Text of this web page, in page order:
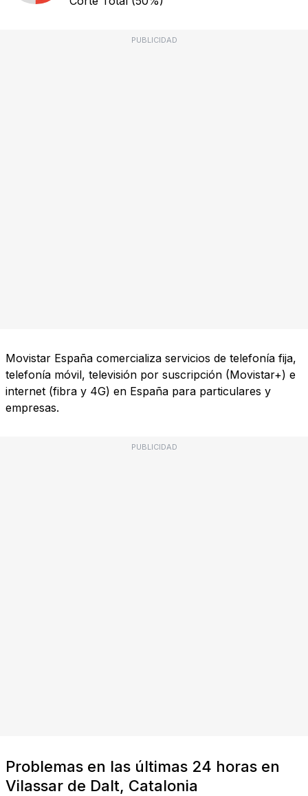
PUBLICIDAD
Movistar España comercializa servicios de telefonía fija,
telefonía móvil, televisión por suscripción (Movistar+) e
internet (fibra y 4G) en España para particulares y
empresas.
PUBLICIDAD
Problemas en las últimas 24 horas en
Vilassar de Dalt, Catalonia